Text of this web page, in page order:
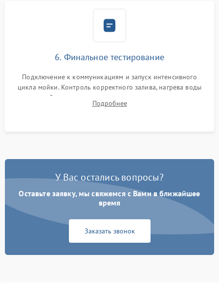
6. Финальное тестирование
Подключение к коммуникациям и запуск интенсивного
цикла мойки. Контроль корректного залива, нагрева воды
до нужной температуры, отсутствия посторонних шумов,
штатного слива и абсолютной сухости в поддоне.
Подробнее
У Вас остались вопросы?
Оставьте заявку, мы свяжемся с Вами в ближайшее
время
Заказать звонок